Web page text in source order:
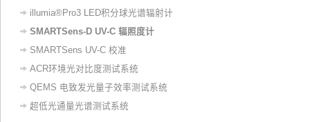
illumia®Pro3 LED积分球光谱辐射计
SMARTSens-D UV-C 辐照度计
SMARTSens UV-C 校准
ACR环境光对比度测试系统
QEMS 电致发光量子效率测试系统
超低光通量光谱测试系统